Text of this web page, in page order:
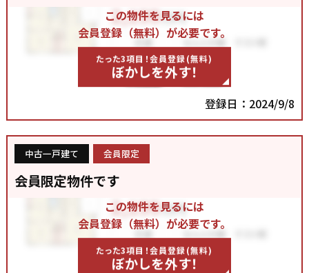
この物件を見るには
会員登録（無料）が必要です。
たった3項目！会員登録(無料)
ぼかしを外す！
登録日：2024/9/8
中古一戸建て 会員限定
会員限定物件です
この物件を見るには
会員登録（無料）が必要です。
たった3項目！会員登録(無料)
ぼかしを外す！